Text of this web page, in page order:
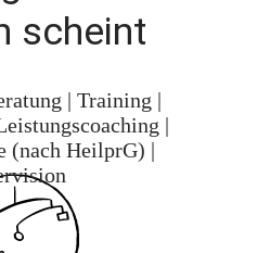
scheint
| Training |
|
(nach HeilprG) |